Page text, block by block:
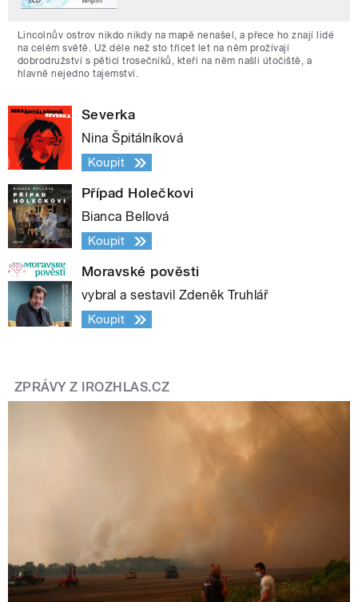
Lincolnův ostrov nikdo nikdy na mapě nenašel, a přece ho znají lidé
na celém světě. Už déle než sto třicet let na něm prožívají
dobrodružství s pěticí trosečníků, kteří na něm našli útočiště, a
hlavně nejedno tajemství.
Severka
Nina Špitálníková
Koupit
Případ Holečkovi
Bianca Bellová
Koupit
Moravské pověsti
vybral a sestavil Zdeněk Truhlář
Koupit
ZPRÁVY Z IROZHLAS.CZ